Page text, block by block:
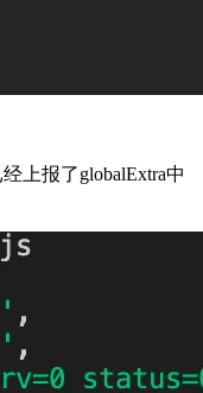
上报了globalExtra中